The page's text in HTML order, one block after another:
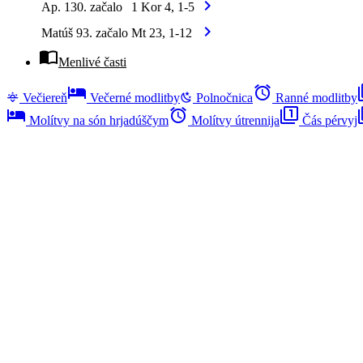
Ap. 130. začalo
1 Kor 4, 1-5 chevron_right
Matúš 93. začalo Mt 23, 1-12
chevron_right
import_contactsMenlivé časti
Večiereňhotel Večerné modlitby Polnočnicaalarm Ranné modlitby
hotel Molítvy na són hrjadúščymalarm Molítvy útrennijafilter_1 Čás pérvyj